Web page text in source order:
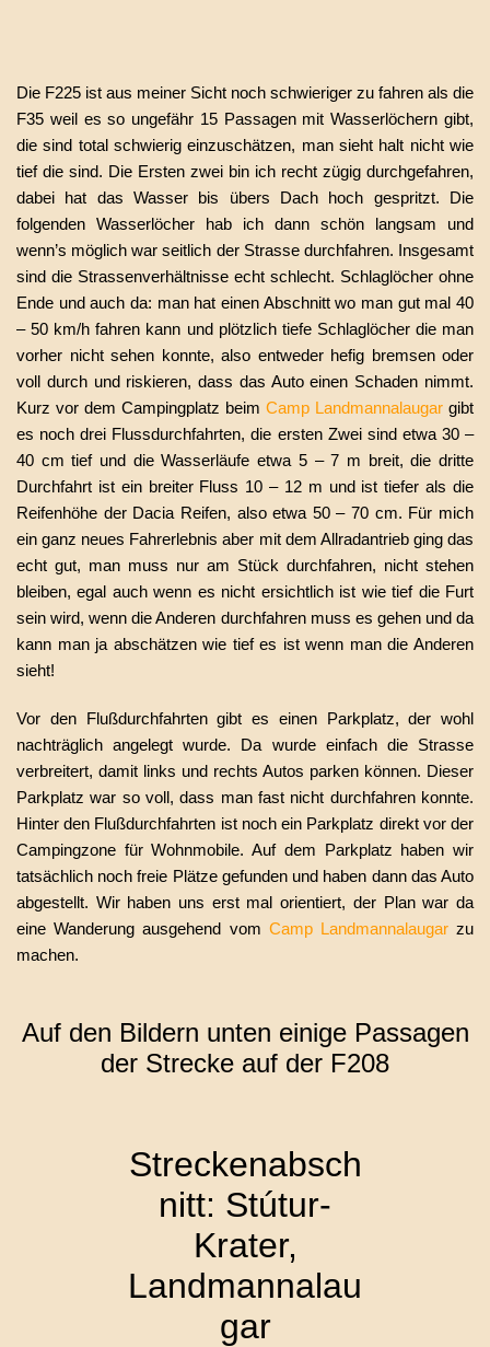
Die F225 ist aus meiner Sicht noch schwieriger zu fahren als die
F35 weil es so ungefähr 15 Passagen mit Wasserlöchern gibt,
die sind total schwierig einzuschätzen, man sieht halt nicht wie
tief die sind. Die Ersten zwei bin ich recht zügig durchgefahren,
dabei hat das Wasser bis übers Dach hoch gespritzt. Die
folgenden Wasserlöcher hab ich dann schön langsam und
wenn’s möglich war seitlich der Strasse durchfahren. Insgesamt
sind die Strassenverhältnisse echt schlecht. Schlaglöcher ohne
Ende und auch da: man hat einen Abschnitt wo man gut mal 40
– 50 km/h fahren kann und plötzlich tiefe Schlaglöcher die man
vorher nicht sehen konnte, also entweder hefig bremsen oder
voll durch und riskieren, dass das Auto einen Schaden nimmt.
Kurz vor dem Campingplatz beim Camp Landmannalaugar gibt
es noch drei Flussdurchfahrten, die ersten Zwei sind etwa 30 –
40 cm tief und die Wasserläufe etwa 5 – 7 m breit, die dritte
Durchfahrt ist ein breiter Fluss 10 – 12 m und ist tiefer als die
Reifenhöhe der Dacia Reifen, also etwa 50 – 70 cm. Für mich
ein ganz neues Fahrerlebnis aber mit dem Allradantrieb ging das
echt gut, man muss nur am Stück durchfahren, nicht stehen
bleiben, egal auch wenn es nicht ersichtlich ist wie tief die Furt
sein wird, wenn die Anderen durchfahren muss es gehen und da
kann man ja abschätzen wie tief es ist wenn man die Anderen
sieht!
Vor den Flußdurchfahrten gibt es einen Parkplatz, der wohl
nachträglich angelegt wurde. Da wurde einfach die Strasse
verbreitert, damit links und rechts Autos parken können. Dieser
Parkplatz war so voll, dass man fast nicht durchfahren konnte.
Hinter den Flußdurchfahrten ist noch ein Parkplatz direkt vor der
Campingzone für Wohnmobile. Auf dem Parkplatz haben wir
tatsächlich noch freie Plätze gefunden und haben dann das Auto
abgestellt. Wir haben uns erst mal orientiert, der Plan war da
eine Wanderung ausgehend vom Camp Landmannalaugarzu
machen.
Auf den Bildern unten einige Passagen
der Strecke auf der F208
Streckenabsch
nitt: Stútur-
Krater,
Landmannalau
gar